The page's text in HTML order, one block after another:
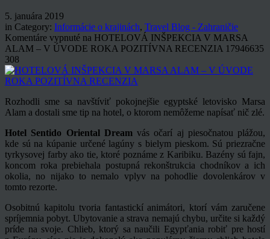
5. januára 2019
in Category: Informácie o krajinách, Travel Blog - Zahraničie
Komentáre vypnuté na HOTELOVÁ INŠPEKCIA V MARSA
ALAM – V ÚVODE ROKA POZITÍVNA RECENZIA 17946635
308
Rozhodli sme sa navštíviť pokojnejšie egyptské letovisko Marsa
Alam a dostali sme tip na hotel, o ktorom nemôžeme napísať nič zlé.
Hotel Sentido Oriental Dream vás očarí aj piesočnatou plážou,
kde sú na kúpanie určené lagúny s bielym pieskom. Sú priezračne
tyrkysovej farby ako tie, ktoré poznáme z Karibiku. Bazény sú fajn,
koncom roka prebiehala postupná rekonštrukcia chodníkov a ich
okolia, no nijako to nemalo vplyv na pohodlie dovolenkárov v
tomto rezorte.
Osobitnú kapitolu tvoria fantastickí animátori, ktorí vám zaručene
spríjemnia pobyt. Ubytovanie a strava nemajú chybu, určite si každý
príde na svoje. Chlieb, ktorý sa naučili Egypťania robiť pre hostí